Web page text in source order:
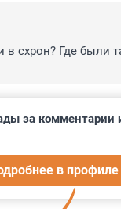
в схрон? Где были
кто их "вёл"?
за комментарии
в профиле